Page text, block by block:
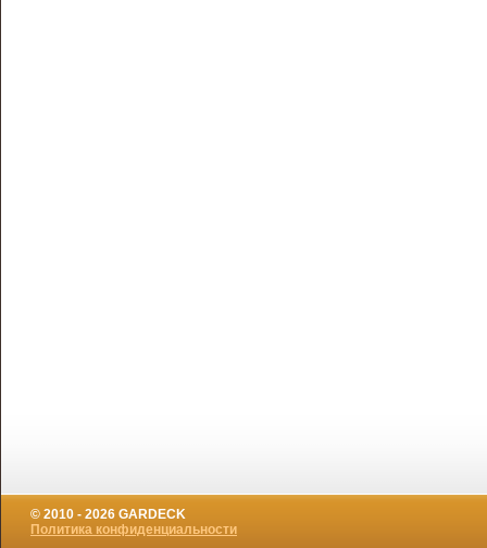
© 2010 - 2026 GARDECK
Политика конфиденциальности